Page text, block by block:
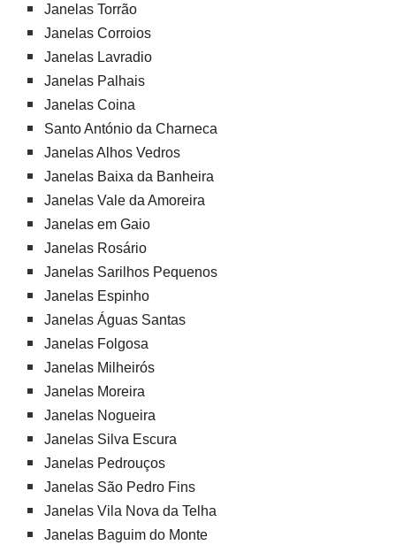
Janelas Torrão
Janelas Corroios
Janelas Lavradio
Janelas Palhais
Janelas Coina
Santo António da Charneca
Janelas Alhos Vedros
Janelas Baixa da Banheira
Janelas Vale da Amoreira
Janelas em Gaio
Janelas Rosário
Janelas Sarilhos Pequenos
Janelas Espinho
Janelas Águas Santas
Janelas Folgosa
Janelas Milheirós
Janelas Moreira
Janelas Nogueira
Janelas Silva Escura
Janelas Pedrouços
Janelas São Pedro Fins
Janelas Vila Nova da Telha
Janelas Baguim do Monte